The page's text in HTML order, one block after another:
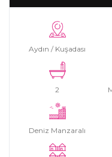
Aydın / Kuşadası
2
Deniz Manzaralı